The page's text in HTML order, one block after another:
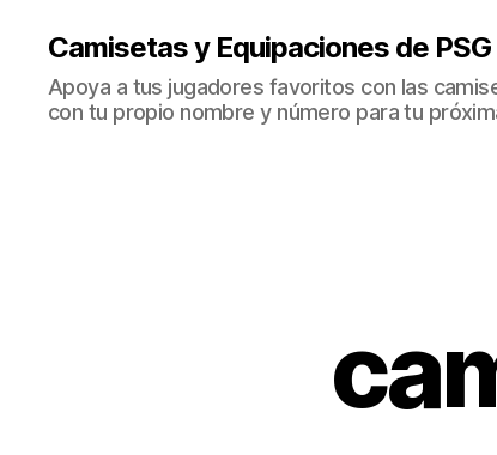
Camisetas y Equipaciones de PSG
Apoya a tus jugadores favoritos con las
con tu propio nombre y número para tu